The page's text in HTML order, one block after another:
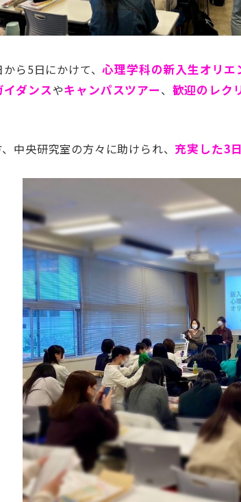
から5日にかけて、心理学科の新入生オリエ
イダンスやキャンパスツアー、 歓迎のレク
中央研究室の方々に助けられ、充実した3